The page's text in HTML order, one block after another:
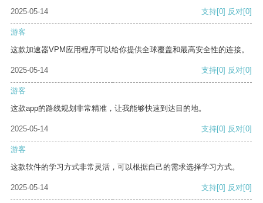
2025-05-14 支持[0] 反对[0]
游客
这款加速器VPM应用程序可以给你提供全球覆盖和最高安全性的连接。
2025-05-14 支持[0] 反对[0]
游客
这款app的路线规划非常精准，让我能够快速到达目的地。
2025-05-14 支持[0] 反对[0]
游客
这款软件的学习方式非常灵活，可以根据自己的需求选择学习方式。
2025-05-14 支持[0] 反对[0]